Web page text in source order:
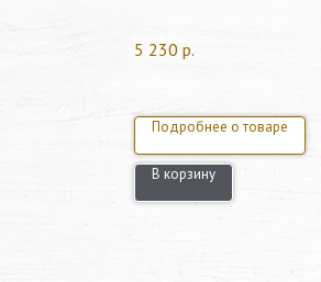
5 230 р.
Подробнее о товаре
В корзину